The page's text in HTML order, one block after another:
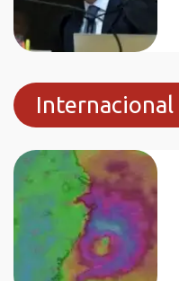
Internacional